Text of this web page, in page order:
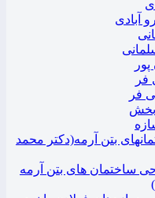
آبادی
فر
فر
بتن آرمه(دکتر محمد
ساختمان های بتن آرمه